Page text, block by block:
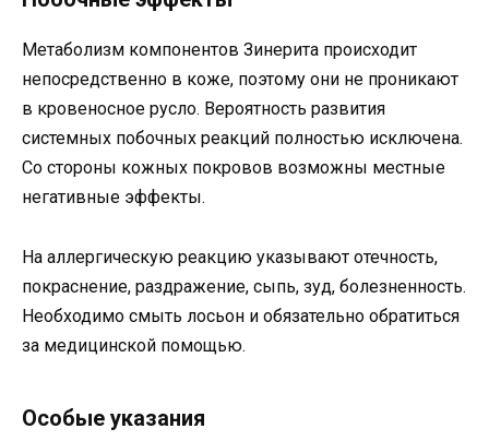
Метаболизм компонентов Зинерита происходит
непосредственно в коже, поэтому они не проникают
в кровеносное русло. Вероятность развития
системных побочных реакций полностью исключена.
Со стороны кожных покровов возможны местные
негативные эффекты.
На аллергическую реакцию указывают отечность,
покраснение, раздражение, сыпь, зуд, болезненность.
Необходимо смыть лосьон и обязательно обратиться
за медицинской помощью.
Особые указания